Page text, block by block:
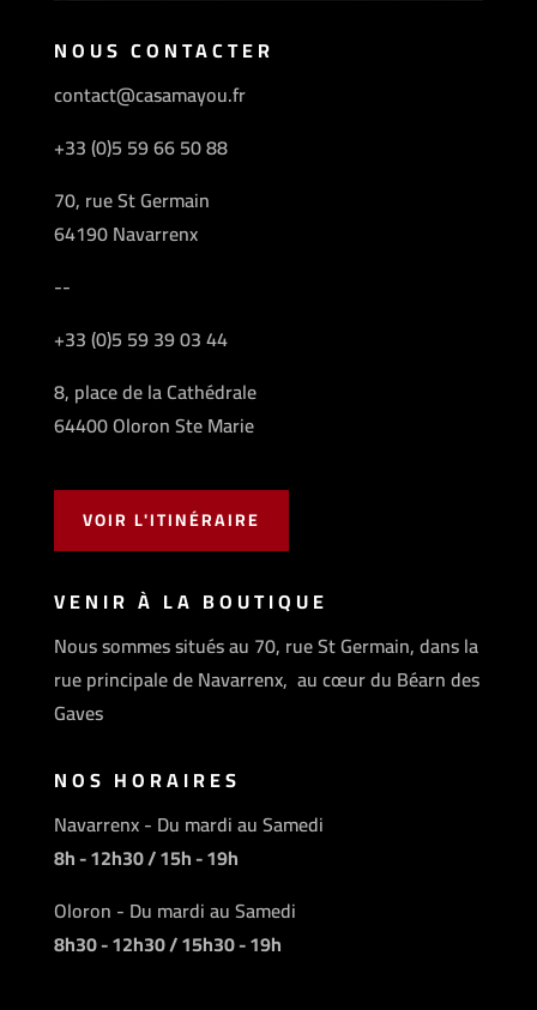
NOUS CONTACTER
contact@casamayou.fr
+33 (0)5 59 66 50 88
70, rue St Germain
64190 Navarrenx
--
+33 (0)5 59 39 03 44
8, place de la Cathédrale
64400 Oloron Ste Marie
VOIR L'ITINÉRAIRE
VENIR À LA BOUTIQUE
Nous sommes situés au 70, rue St Germain, dans la
rue principale de Navarrenx, au cœur du Béarn des
Gaves
NOS HORAIRES
Navarrenx - Du mardi au Samedi
8h - 12h30 / 15h - 19h
Oloron - Du mardi au Samedi
8h30 - 12h30 / 15h30 - 19h